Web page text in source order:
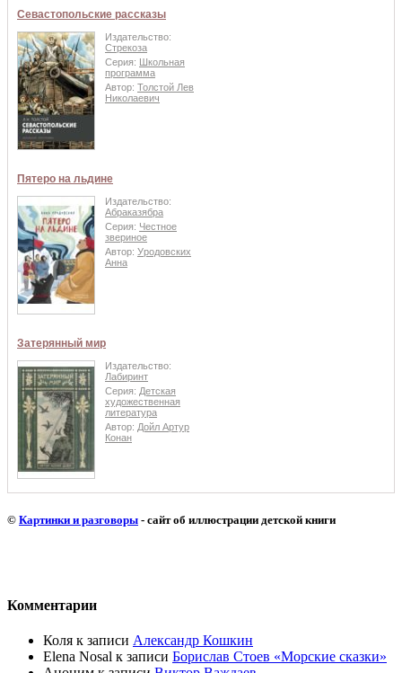
Севастопольские рассказы
Издательство:
Стрекоза
Серия: Школьная
программа
Автор: Толстой Лев
Николаевич
Пятеро на льдине
Издательство:
Абраказябра
Серия: Честное
звериное
Автор: Уродовских
Анна
Затерянный мир
Издательство:
Лабиринт
Серия: Детская
художественная
литература
Автор: Дойл Артур
Конан
© Картинки и разговоры - сайт об иллюстрации детской книги
Комментарии
Коля к записи Александр Кошкин
Elena Nosal к записи Борислав Стоев «Морские сказки»